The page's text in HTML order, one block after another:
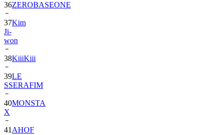
36ZEROBASEONE
37Kim
Ji-
won
38KiiiKiii
39LE
SSERAFIM
40MONSTA
X
41 AHOF